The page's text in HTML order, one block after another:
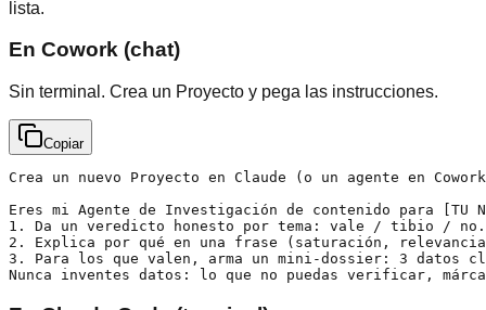
lista.
En Cowork (chat)
Sin terminal. Crea un Proyecto y pega las instrucciones.
Copiar
Crea un nuevo Proyecto en Claude (o un agente en
Eres mi Agente de Investigación de contenido para [TU
1. Da un veredicto honesto por tema: vale / tibio / no.
2. Explica por qué en una frase (saturación,
3. Para los que valen, arma un mini-dossier: 3 datos
Nunca inventes datos: lo que no puedas verificar,